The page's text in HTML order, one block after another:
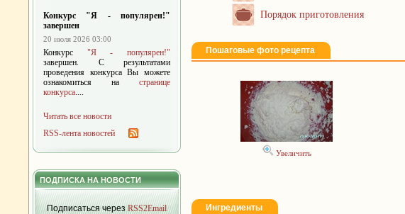
Конкурс "Я - популярен!"
завершен
20 июля 2026 03:00
Конкурс "Я - популярен!"
завершен. С результатами
проведения конкурса Вы можете
ознакомиться на странице
конкурса....
Читать все новости
RSS-лента новостей
ПОДПИСКА НА НОВОСТИ
Подписаться черезRSS2Email
Порядок приготовления
Пошаговые фото рецепта
Увеличить
Ингредиенты